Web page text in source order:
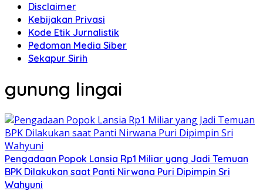
Disclaimer
Kebijakan Privasi
Kode Etik Jurnalistik
Pedoman Media Siber
Sekapur Sirih
gunung lingai
Pengadaan Popok Lansia Rp1 Miliar yang Jadi Temuan
BPK Dilakukan saat Panti Nirwana Puri Dipimpin Sri
Wahyuni